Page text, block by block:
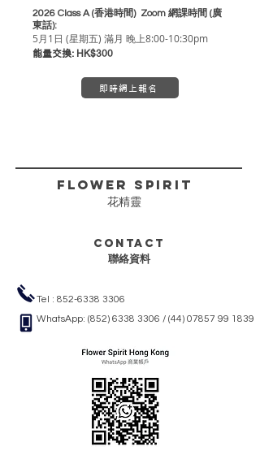
2026 Class A (香港時間) Zoom 網課時間 (廣
東話):
5月1日 (星期五) 滿月 晚上8:00-10:30pm
能量交換: HK$300
即時網上報名
FLower Spirit
花精靈
Contact
聯絡資料
Tel : 852-6338 3306
WhatsApp: (852) 6338 3306 / (44) 07857 99 1839